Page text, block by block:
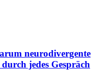
neurodivergente
jedes Gespräch